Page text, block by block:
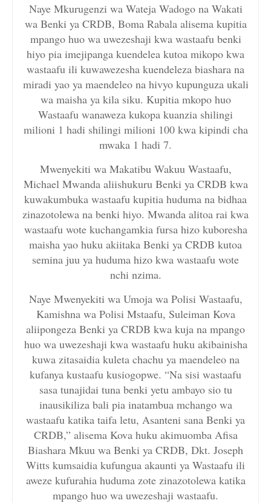
Naye Mkurugenzi wa Wateja Wadogo na Wakati
wa Benki ya CRDB, Boma Rabala alisema kupitia
mpango huo wa uwezeshaji kwa wastaafu benki
hiyo pia imejipanga kuendelea kutoa mikopo kwa
wastaafu ili kuwawezesha kuendeleza biashara na
miradi yao ya maendeleo na hivyo kupunguza ukali
wa maisha ya kila siku. Kupitia mkopo huo
Wastaafu wanaweza kukopa kuanzia shilingi
milioni 1 hadi shilingi milioni 100 kwa kipindi cha
mwaka 1 hadi 7.
Mwenyekiti wa Makatibu Wakuu Wastaafu,
Michael Mwanda aliishukuru Benki ya CRDB kwa
kuwakumbuka wastaafu kupitia huduma na bidhaa
zinazotolewa na benki hiyo. Mwanda alitoa rai kwa
wastaafu wote kuchangamkia fursa hizo kuboresha
maisha yao huku akiitaka Benki ya CRDB kutoa
semina juu ya huduma hizo kwa wastaafu wote
nchi nzima.
Naye Mwenyekiti wa Umoja wa Polisi Wastaafu,
Kamishna wa Polisi Mstaafu, Suleiman Kova
aliipongeza Benki ya CRDB kwa kuja na mpango
huo wa uwezeshaji kwa wastaafu huku akibainisha
kuwa zitasaidia kuleta chachu ya maendeleo na
kufanya kustaafu kusiogopwe. “Na sisi wastaafu
sasa tunajidai tuna benki yetu ambayo sio tu
inausikiliza bali pia inatambua mchango wa
wastaafu katika taifa letu, Asanteni sana Benki ya
CRDB,” alisema Kova huku akimuomba Afisa
Biashara Mkuu wa Benki ya CRDB, Dkt. Joseph
Witts kumsaidia kufungua akaunti ya Wastaafu ili
aweze kufurahia huduma zote zinazotolewa katika
mpango huo wa uwezeshaji wastaafu.